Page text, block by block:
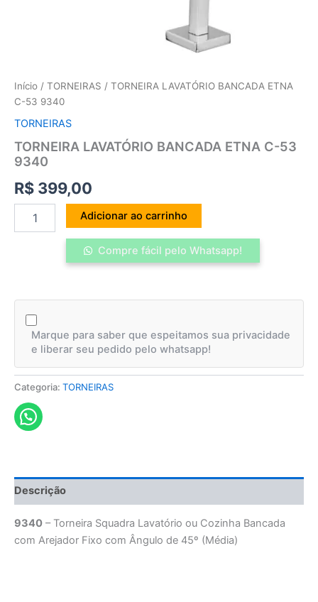
Início / TORNEIRAS / TORNEIRA LAVATÓRIO BANCADA ETNA
C-53 9340
TORNEIRAS
TORNEIRA LAVATÓRIO BANCADA ETNA C-53
9340
R$ 399,00
Adicionar ao carrinho
Compre fácil pelo Whatsapp!
Marque para saber que espeitamos sua privacidade
e liberar seu pedido pelo whatsapp!
Categoria: TORNEIRAS
Descrição
9340 – Torneira Squadra Lavatório ou Cozinha Bancada
com Arejador Fixo com Ângulo de 45º (Média)